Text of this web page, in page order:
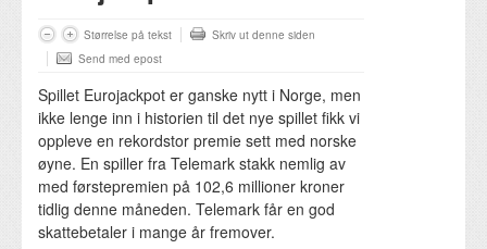
Størrelse på tekst
Skriv ut denne siden
Send med epost
Spillet Eurojackpot er ganske nytt i Norge, men
ikke lenge inn i historien til det nye spillet fikk vi
oppleve en rekordstor premie sett med norske
øyne. En spiller fra Telemark stakk nemlig av
med førstepremien på 102,6 millioner kroner
tidlig denne måneden. Telemark får en god
skattebetaler i mange år fremover.